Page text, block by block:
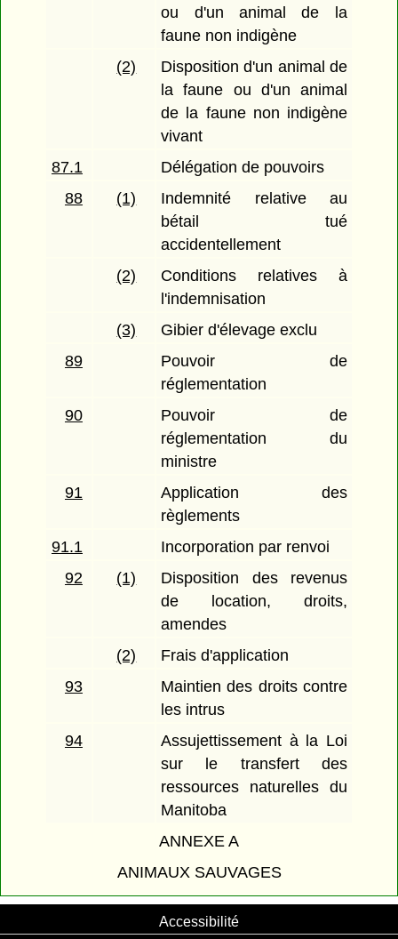
ou d'un animal de la
faune non indigène
(2)
Disposition d'un animal de
la faune ou d'un animal
de la faune non indigène
vivant
87.1
Délégation de pouvoirs
88
(1)
Indemnité relative au
bétail tué
accidentellement
(2)
Conditions relatives à
l'indemnisation
(3)
Gibier d'élevage exclu
89
Pouvoir de
réglementation
90
Pouvoir de
réglementation du
ministre
91
Application des
règlements
91.1
Incorporation par renvoi
92
(1)
Disposition des revenus
de location, droits,
amendes
(2)
Frais d'application
93
Maintien des droits contre
les intrus
94
Assujettissement à la Loi
sur le transfert des
ressources naturelles du
Manitoba
ANNEXE A
ANIMAUX SAUVAGES
Accessibilité